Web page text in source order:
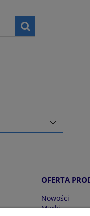
OFERTA
Nowości
Marki